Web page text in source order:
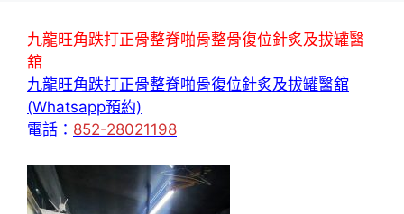
九龍旺角跌打正骨整脊啪骨整骨復位針炙及拔罐醫
舘
九龍旺角跌打正骨整脊啪骨復位針炙及拔罐醫舘
(Whatsapp預約)
電話： 852-28021198